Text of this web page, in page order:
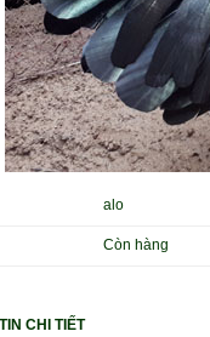
alo
Còn hàng
CHI TIẾT